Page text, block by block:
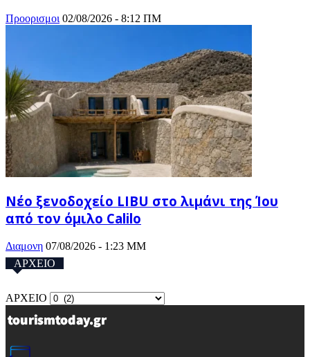
Προορισμοι 02/08/2026 - 8:12 ΠΜ
Νέο ξενοδοχείο LIBU στο λιμάνι της Ίου
από τον όμιλο Calilo
Διαμονη 07/08/2026 - 1:23 ΜΜ
ΑΡΧΕΙΟ
ΑΡΧΕΙΟ